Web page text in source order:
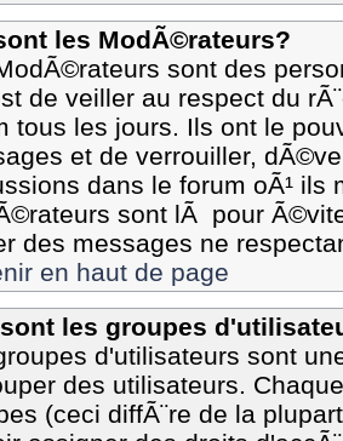
les ModÃ©rateurs?
sont des
de veiller au respect du
tous les jours. Ils ont le
et de verrouiller,
dans le forum oÃ¹ ils
sont lÃ pour
des messages ne
en haut de page
les groupes
d'utilisateurs sont
des utilisateurs.
(ceci diffÃ¨re de la